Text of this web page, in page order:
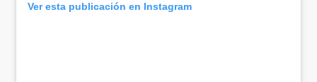
Ver esta publicación en Instagram